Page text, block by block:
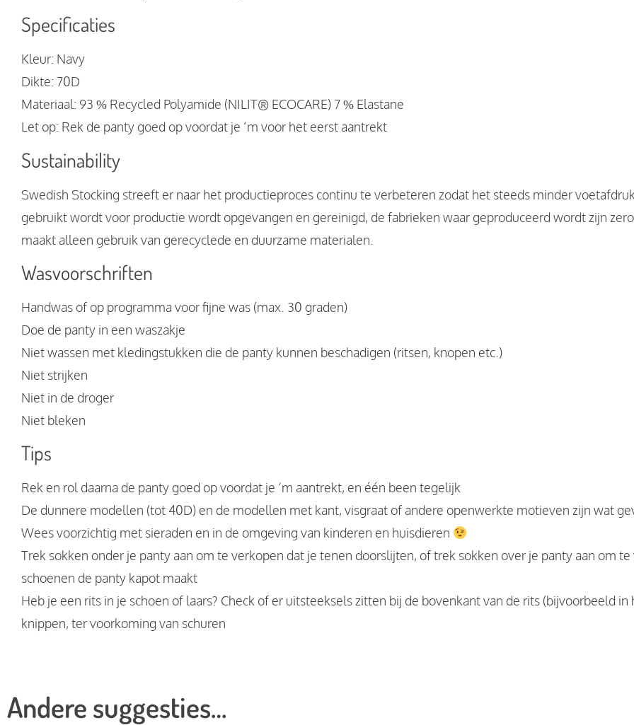
Specificaties
Kleur: Navy
Dikte: 70D
Materiaal: 93 % Recycled Polyamide (NILIT® ECOCARE) 7 % Elastane
Let op: Rek de panty goed op voordat je ‘m voor het eerst aantrekt
Sustainability
Swedish Stocking streeft er naar het productieproces continu te verbeteren zodat het steeds minder
gebruikt wordt voor productie wordt opgevangen en gereinigd, de fabrieken waar geproduceerd wordt zijn
maakt alleen gebruik van gerecyclede en duurzame materialen.
Wasvoorschriften
Handwas of op programma voor fijne was (max. 30 graden)
Doe de panty in een waszakje
Niet wassen met kledingstukken die de panty kunnen beschadigen (ritsen, knopen etc.)
Niet strijken
Niet in de droger
Niet bleken
Tips
Rek en rol daarna de panty goed op voordat je ‘m aantrekt, en één been tegelijk
De dunnere modellen (tot 40D) en de modellen met kant, visgraat of andere openwerkte motieven zijn wat
Wees voorzichtig met sieraden en in de omgeving van kinderen en huisdieren
Trek sokken onder je panty aan om te verkopen dat je tenen doorslijten, of trek sokken over je panty aan om
schoenen de panty kapot maakt
Heb je een rits in je schoen of laars? Check of er uitsteeksels zitten bij de bovenkant van de rits (bijvoorbeeld
knippen, ter voorkoming van schuren
Andere suggesties…